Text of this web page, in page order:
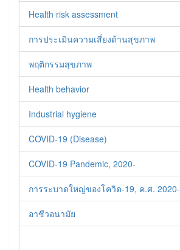
Health risk assessment
การประเมินความเสี่ยงด้านสุขภาพ
พฤติกรรมสุขภาพ
Health behavior
Industrial hygiene
COVID-19 (Disease)
COVID-19 Pandemic, 2020-
การระบาดใหญ่ของโควิด-19, ค.ศ. 2020-
อาชีวอนามัย